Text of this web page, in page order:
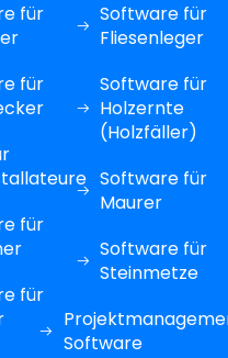
für
für
für
für
Software für
Fliesenleger
Software für
Holzernte
(Holzfäller)
Software für
Maurer
Software für
Steinmetze
Software